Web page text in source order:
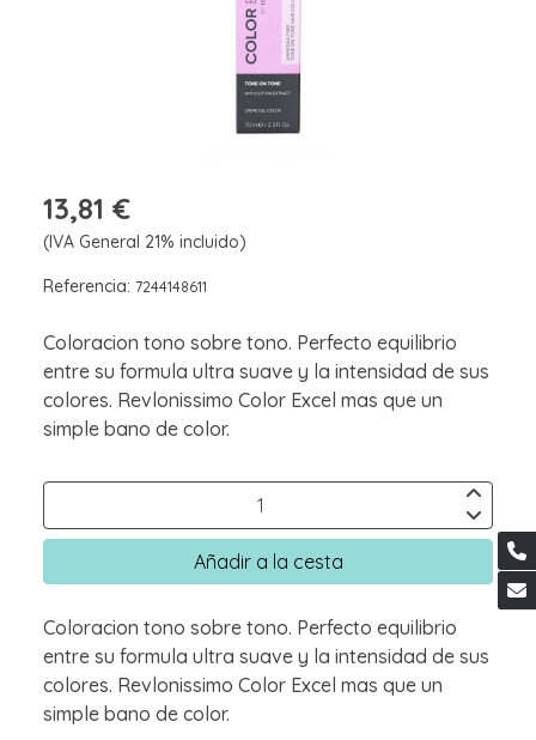
13,81 €
(IVA General 21% incluido)
Referencia: 7244148611
Coloracion tono sobre tono. Perfecto equilibrio
entre su formula ultra suave y la intensidad de sus
colores. Revlonissimo Color Excel mas que un
simple bano de color.
Añadir a la cesta
Coloracion tono sobre tono. Perfecto equilibrio
entre su formula ultra suave y la intensidad de sus
colores. Revlonissimo Color Excel mas que un
simple bano de color.